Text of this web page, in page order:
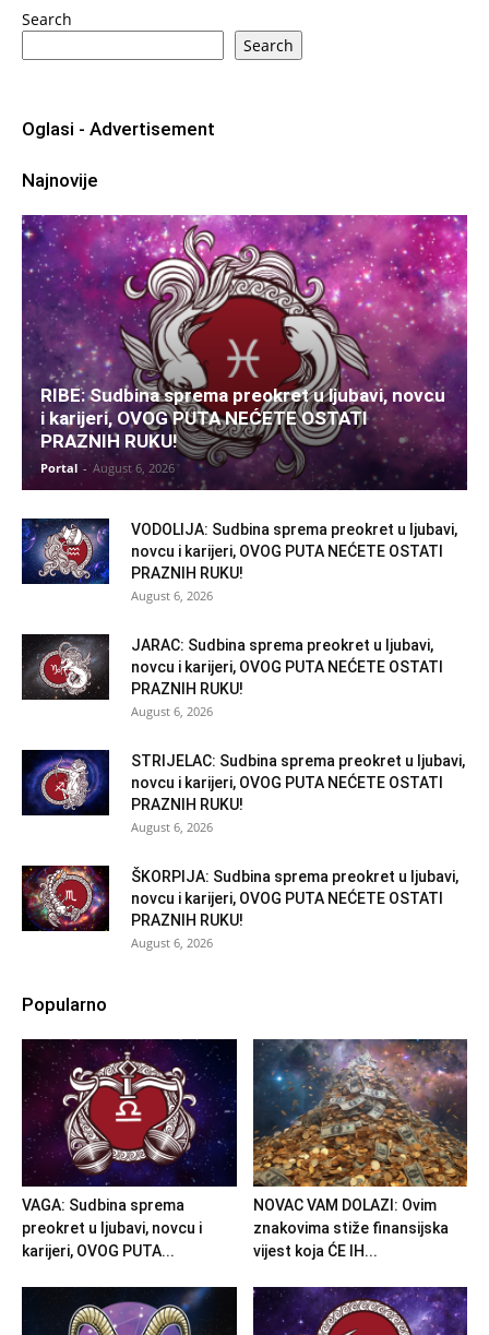
Search
Search
Oglasi - Advertisement
Najnovije
RIBE: Sudbina sprema preokret u ljubavi, novcu
i karijeri, OVOG PUTA NEĆETE OSTATI
PRAZNIH RUKU!
Portal - August 6, 2026
VODOLIJA: Sudbina sprema preokret u ljubavi,
novcu i karijeri, OVOG PUTA NEĆETE OSTATI
PRAZNIH RUKU!
August 6, 2026
JARAC: Sudbina sprema preokret u ljubavi,
novcu i karijeri, OVOG PUTA NEĆETE OSTATI
PRAZNIH RUKU!
August 6, 2026
STRIJELAC: Sudbina sprema preokret u ljubavi,
novcu i karijeri, OVOG PUTA NEĆETE OSTATI
PRAZNIH RUKU!
August 6, 2026
ŠKORPIJA: Sudbina sprema preokret u ljubavi,
novcu i karijeri, OVOG PUTA NEĆETE OSTATI
PRAZNIH RUKU!
August 6, 2026
Popularno
VAGA: Sudbina sprema
preokret u ljubavi, novcu i
karijeri, OVOG PUTA...
NOVAC VAM DOLAZI: Ovim
znakovima stiže finansijska
vijest koja ĆE IH...